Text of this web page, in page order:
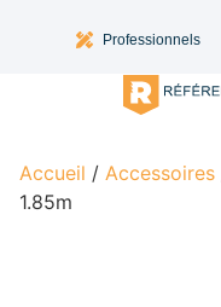
Professionnels
Accueil / Accessoires
1.85m